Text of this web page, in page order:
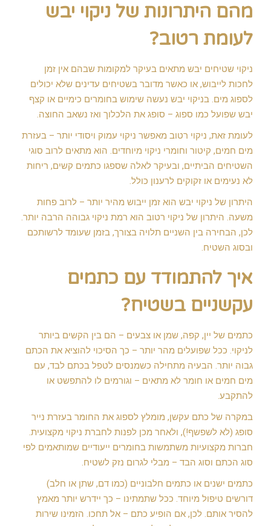
מהם היתרונות של ניקוי יבש
לעומת רטוב?
ניקוי שטיחים יבש מתאים בעיקר למקומות שבהם אין זמן
לחכות לייבוש, או כאשר מדובר בשטיחים עדינים שלא יכולים
לספוג מים. בניקוי יבש נעשה שימוש בחומרים כימיים או קצף
יבש שפועל כמו ספוג – סופג את הלכלוך ואז נשאב החוצה.
לעומת זאת, ניקוי רטוב מאפשר ניקוי עמוק ויסודי יותר – בעזרת
מים חמים, קיטור וחומרי ניקוי מיוחדים. הוא מתאים לרוב סוגי
השטיחים הביתיים, ובעיקר לאלה שספגו כתמים קשים, ריחות
לא נעימים או זקוקים לרענון כולל.
היתרון של ניקוי יבש הוא זמן ייבוש מהיר יותר – לרוב פחות
משעה. היתרון של ניקוי רטוב הוא רמת ניקוי גבוהה הרבה יותר.
לכן, הבחירה בין השניים תלויה בצורך, בזמן שעומד לרשותכם
ובסוג השטיח.
איך להתמודד עם כתמים
עקשניים בשטיח?
כתמים של יין, קפה, שמן או צבעים – הם בין הקשים ביותר
לניקוי. ככל שפועלים מהר יותר – כך הסיכוי להוציא את הכתם
גבוה יותר. הבעיה מתחילה כשמנסים לטפל בכתם לבד, עם
מים חמים או חומר לא מתאים – וגורמים לו להתפשט או
להתקבע.
במקרה של כתם עקשן, מומלץ לספוג את החומר בעזרת נייר
סופג (לא לשפשף!), ולאחר מכן לפנות לחברת ניקוי מקצועית.
חברות מקצועיות משתמשות בחומרים ייעודיים שמותאמים לפי
סוג הכתם וסוג הבד – מבלי לגרום נזק לשטיח.
כתמים ישנים או כתמים חלבוניים (כמו דם, שתן או חלב)
דורשים טיפול מיוחד. ככל שתמתינו – כך יידרש יותר מאמץ
להסיר אותם. לכן, אם הופיע כתם – אל תחכו. הזמינו שירות